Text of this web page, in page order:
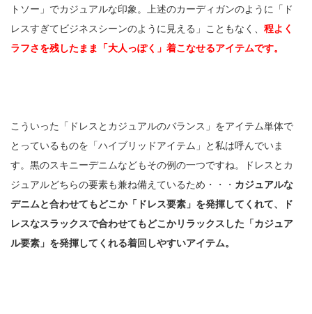
トソー」でカジュアルな印象。上述のカーディガンのように「ド
レスすぎてビジネスシーンのように見える」こともなく、 程よく
ラフさを残したまま「大人っぽく」着こなせるアイテムです。
こういった「ドレスとカジュアルのバランス」をアイテム単体で
とっているものを「ハイブリッドアイテム」と私は呼んでいま
す。黒のスキニーデニムなどもその例の一つですね。ドレスとカ
ジュアルどちらの要素も兼ね備えているため・・・ カジュアルな
デニムと合わせてもどこか「ドレス要素」を発揮してくれて、ド
レスなスラックスで合わせてもどこかリラックスした「カジュア
ル要素」を発揮してくれる着回しやすいアイテム。